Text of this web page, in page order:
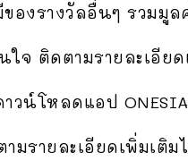
ของรางวัลอื่นๆ รวมมู
ใจ ติดตามรายละเอีย
าวน์โหลดแอป
มรายละเอียดเพิ่มเติม